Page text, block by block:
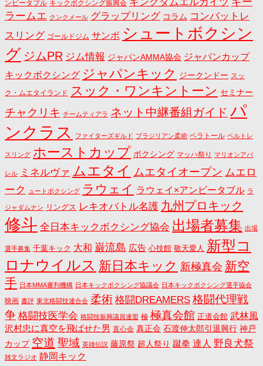
ンビータブル キックボクシング振興会
ラームエ クンクメール グラップリング コラム コンバットレ
スリング ゴールドジム サンボ シュートボクシン
グ ジムPR ジム情報 ジャパンAMMA協会 ジャパンカップ
キックボクシング ジャパンキック ジークンドー スッ
ク・ムエタイランド スック・ワンキントーン セミナー
チャクリキ チームティアラ ネット中継番組ガイド パ
ンクラス
ファイターズギルド ブラジリアン柔術 ベラトール ベルトレ
スリング ホーストカップ ボクシング マッハ祭り マリオンアパ
レル ミネルヴァ ムエタイ ムエタイオープン ムエロ
ーク
ュートボクシング ラウェイ ラウェイ×アンビータブル ラ
ジャダムナン リングス レキオバトル名護 九州プロキック
修斗 全日本キックボクシング協会 出場者募集 出場
選手募集 千葉キック 大和 巌流島 広告 心技館 敬天愛人 新型コ
ロナウイルス 新日本キック 新極真会 新空
手 日本MMA審判機構 日本キックボクシング協議会 日本キックボクシング選手協会
映画 書評 東北格闘技連合会 柔術 格闘DREAMERS 格闘代理戦
争 格闘技医学会 格闘技振興議員連盟 極 極真会館 正道会館 武林風
沢村忠に真空を飛ばせた男 直心会 真正会 石渡伸太郎引退興行 神戸
カップ 空道 聖域 英雄伝説 藤原祭 超人祭り 蹴拳 達人 野良犬祭
雑文ラジオ 静岡キック